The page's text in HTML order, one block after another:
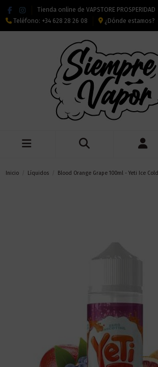
Tienda online de VAPSTORE PROSPERIDAD
Teléfono: +34 628 28 26 08 ¿Dónde estamos?
Inicio Líquidos Blood Orange Grape 100ml - Yeti Ice Cold